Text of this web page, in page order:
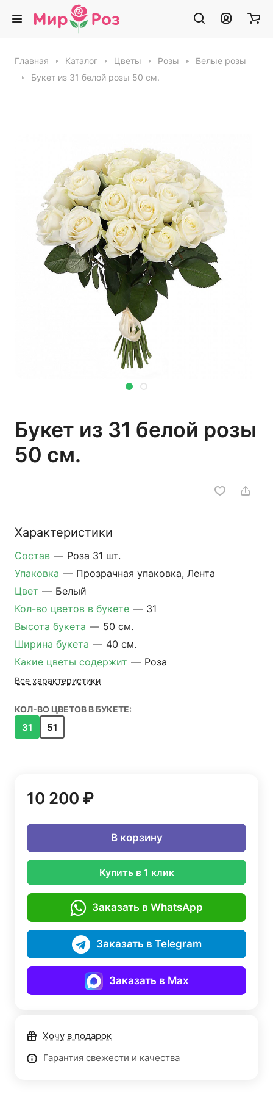
Главная Каталог Цветы Розы
Белые розы
Букет из 31 белой розы 50 см.
Букет из 31 белой розы
50 см.
Характеристики
Состав — Роза 31 шт.
Упаковка — Прозрачная упаковка, Лента
Цвет — Белый
Кол-во цветов в букете — 31
Высота букета — 50 см.
Ширина букета — 40 см.
Какие цветы содержит — Роза
Все характеристики
КОЛ-ВО ЦВЕТОВ В БУКЕТЕ:
31 51
10 200 ₽
В корзину
Купить в 1 клик
Заказать в WhatsApp
Заказать в Telegram
Заказать в Max
Хочу в подарок
Гарантия свежести и качества